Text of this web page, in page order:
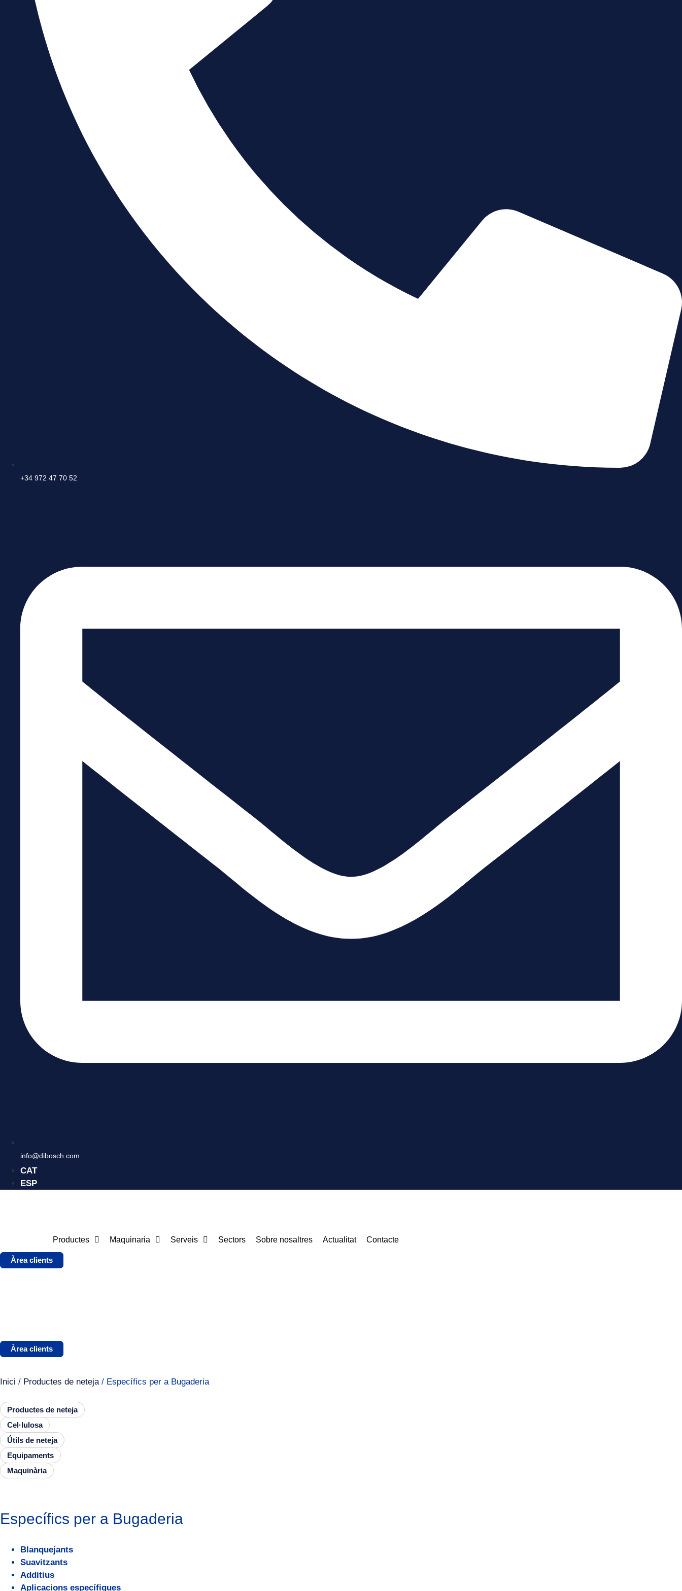
+34 972 47 70 52
info@dibosch.com
CAT
ESP
Productes Maquinaria Serveis Sectors Sobre nosaltres Actualitat Contacte
Àrea clients
Àrea clients
Inici / Productes de neteja/ Específics per a Bugaderia
Productes de neteja
Cel·lulosa
Útils de neteja
Equipaments
Maquinària
Específics per a Bugaderia
Blanquejants
Suavitzants
Additius
Aplicacions específiques